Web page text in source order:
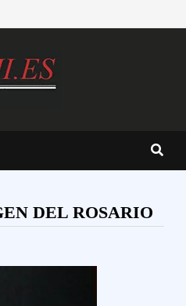
DEL ROSARIO